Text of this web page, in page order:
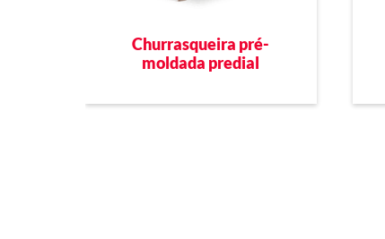
Churrasqueira pré-
moldada predial